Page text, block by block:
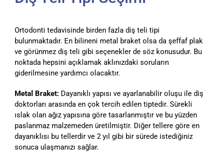
Ortodonti tedavisinde birden fazla diş teli tipi
bulunmaktadır. En bilineni metal braket olsa da şeffaf plak
ve görünmez diş teli gibi seçenekler de söz konusudur. Bu
noktada hepsini açıklamak aklınızdaki soruların
giderilmesine yardımcı olacaktır.
Metal Braket: Dayanıklı yapısı ve ayarlanabilir oluşu ile diş
doktorları arasında en çok tercih edilen tiptedir. Sürekli
ıslak olan ağız yapısına göre tasarlanmıştır ve bu yüzden
paslanmaz malzemeden üretilmiştir. Diğer tellere göre en
dayanıklısı bu tellerdir ve 2 yıl gibi bir sürede istediğiniz
sonuca ulaşmanızı sağlar.